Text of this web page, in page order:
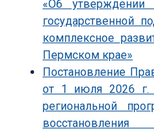
«Об утверждении
государственной
комплексное
Пермском крае»
Постановление
от 1 июля 2026 г.
региональной